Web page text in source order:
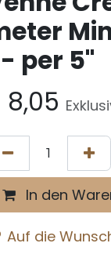
per 5"
8,05
In den
Auf die